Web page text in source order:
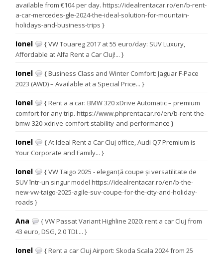
available from €104 per day. https://idealrentacar.ro/en/b-rent-
a-car-mercedes-gle-2024-the-ideal-solution-for-mountain-
holidays-and-business-trips }
Ionel
{ VW Touareg 2017 at 55 euro/day: SUV Luxury,
Affordable at Alfa Rent a Car Cluj!... }
Ionel
{ Business Class and Winter Comfort: Jaguar F-Pace
2023 (AWD) – Available at a Special Price... }
Ionel
{ Rent a a car: BMW 320 xDrive Automatic – premium
comfort for any trip. https://www.phprentacar.ro/en/b-rent-the-
bmw-320-xdrive-comfort-stability-and-performance }
Ionel
{ At Ideal Rent a Car Cluj office, Audi Q7 Premium is
Your Corporate and Family... }
Ionel
{ VW Taigo 2025 - eleganță coupe și versatilitate de
SUV într-un singur model https://idealrentacar.ro/en/b-the-
new-vw-taigo-2025-agile-suv-coupe-for-the-city-and-holiday-
roads }
Ana
{ VW Passat Variant Highline 2020: rent a car Cluj from
43 euro, DSG, 2.0 TDI.... }
Ionel
{ Rent a car Cluj Airport: Skoda Scala 2024 from 25